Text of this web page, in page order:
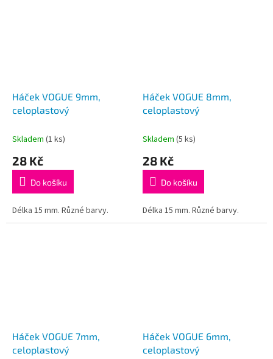
Háček VOGUE 9mm,
celoplastový
Skladem (1 ks)
28 Kč
Do košíku
Délka 15 mm. Různé barvy.
Háček VOGUE 8mm,
celoplastový
Skladem (5 ks)
28 Kč
Do košíku
Délka 15 mm. Různé barvy.
Háček VOGUE 7mm,
celoplastový
Háček VOGUE 6mm,
celoplastový